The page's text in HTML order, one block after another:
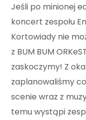
Jeśli po minionej
koncert zespołu
Kortowiady nie
z BUM BUM
zaskoczymy! Z
zaplanowaliśmy
scenie wraz z
temu wystąpi